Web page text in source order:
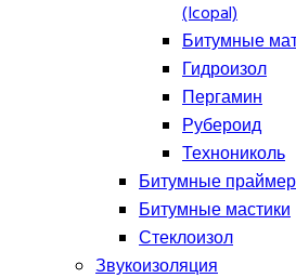
(Icopal)
Битумные
Гидроизол
Пергамин
Рубероид
Технониколь
Битумные
Битумные мастики
Стеклоизол
Звукоизоляция